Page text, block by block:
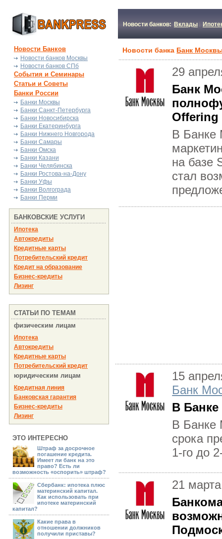
Новости банков: Вклады
Новости Банков
Новости банков Москвы
Новости банков СПб
События и Семинары
Статьи и Советы
Банки России
Банки Москвы
Банки Санкт-Петербурга
Банки Новосибирска
Банки Екатеринбурга
Банки Нижнего Новгорода
Банки Самары
Банки Омска
Банки Казани
Банки Челябинска
Банки Ростова-на-Дону
Банки Уфы
Банки Волгограда
Банки Перми
БАНКОВСКИЕ УСЛУГИ
Ипотека
Автокредиты
Кредитные карты
Потребительский кредит
Кредит на образование
Бизнес-кредиты
Лизинг
СТАТЬИ ПО ТЕМАМ
физическим лицам
Ипотека
Автокредиты
Кредитные карты
Потребительский кредит
юридическим лицам
Кредитная линия
Банковская гарантия
Бизнес-кредиты
Лизинг
ЭТО ИНТЕРЕСНО
Штраф за досрочное
погашение кредита.
Имеет ли банк на это
право? Есть ли
возможность «оспорить» штраф?
Сбербанк: ипотека плюс
материнский капитал.
Как использовать при
ипотеке материнский
капитал?
Какие права в
отношении должников
получили приставы?
Новости банка Банк
29
Банк
Offering
В Банке
на базе
стал
15
Банк
В
В Банке
срока
1-го до
21